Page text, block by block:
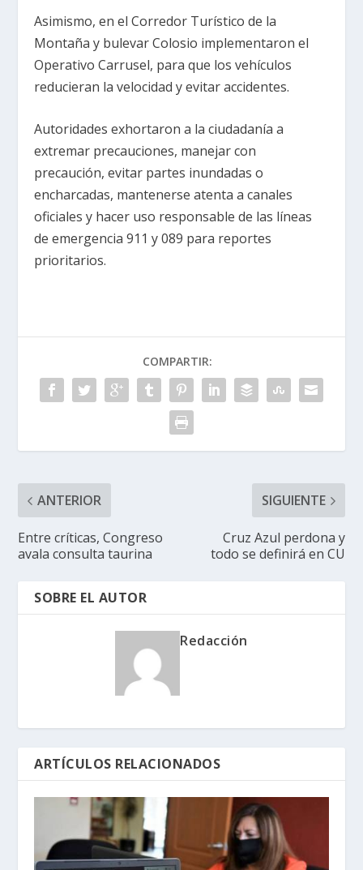
Asimismo, en el Corredor Turístico de la
Montaña y bulevar Colosio implementaron el
Operativo Carrusel, para que los vehículos
reducieran la velocidad y evitar accidentes.
Autoridades exhortaron a la ciudadanía a
extremar precauciones, manejar con
precaución, evitar partes inundadas o
encharcadas, mantenerse atenta a canales
oficiales y hacer uso responsable de las líneas
de emergencia 911 y 089 para reportes
prioritarios.
COMPARTIR:
ANTERIOR
Entre críticas, Congreso
avala consulta taurina
SIGUIENTE
Cruz Azul perdona y
todo se definirá en CU
SOBRE EL AUTOR
Redacción
ARTÍCULOS RELACIONADOS